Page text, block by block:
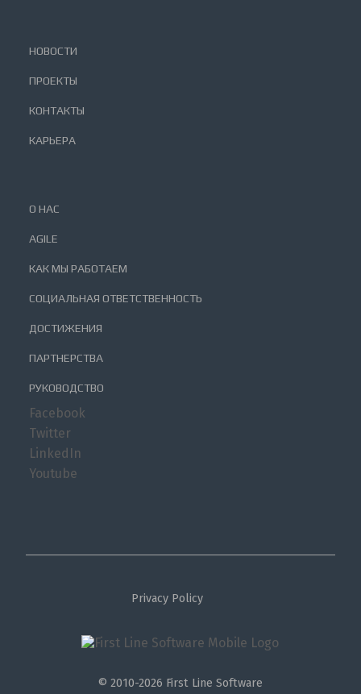
НОВОСТИ
ПРОЕКТЫ
КОНТАКТЫ
КАРЬЕРА
О НАС
AGILE
КАК МЫ РАБОТАЕМ
СОЦИАЛЬНАЯ ОТВЕТСТВЕННОСТЬ
ДОСТИЖЕНИЯ
ПАРТНЕРСТВА
РУКОВОДСТВО
Facebook
Twitter
LinkedIn
Youtube
Privacy Policy
© 2010-2026 First Line Software